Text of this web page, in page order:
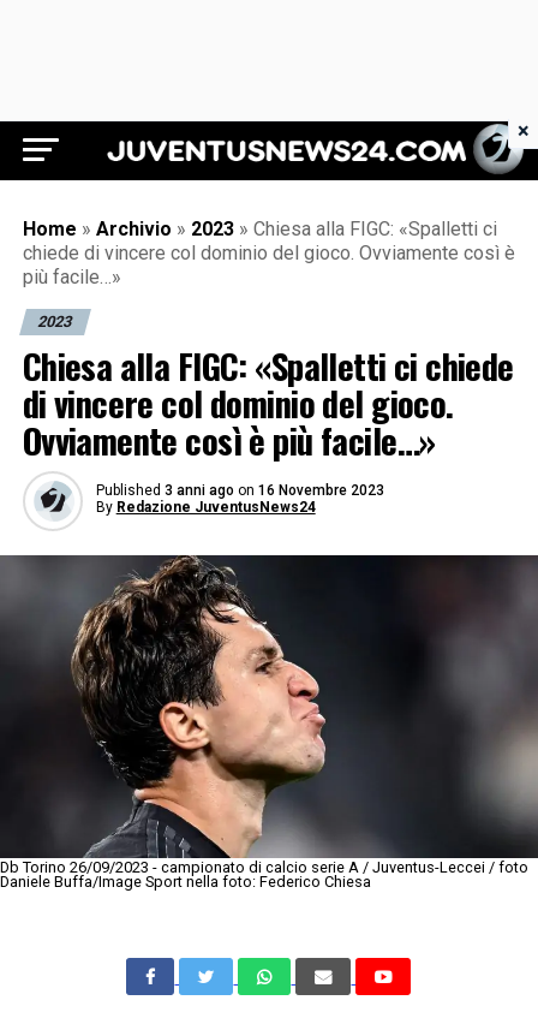
Juventus News 24
Home » Archivio » 2023 » Chiesa alla FIGC: «Spalletti ci
chiede di vincere col dominio del gioco. Ovviamente così è
più facile…»
2023
Chiesa alla FIGC: «Spalletti ci chiede
di vincere col dominio del gioco.
Ovviamente così è più facile…»
Published 3 anni ago on 16 Novembre 2023
By Redazione JuventusNews24
Db Torino 26/09/2023 - campionato di calcio serie A / Juventus-Leccei / foto
Daniele Buffa/Image Sport nella foto: Federico Chiesa
×